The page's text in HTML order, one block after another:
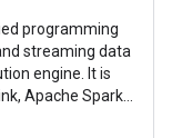
programming
streaming data
engine. It is
Apache Spark,